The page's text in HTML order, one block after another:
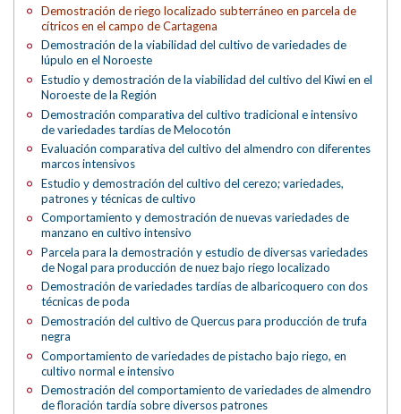
Demostración de riego localizado subterráneo en parcela de
cítricos en el campo de Cartagena
Demostración de la viabilidad del cultivo de variedades de
lúpulo en el Noroeste
Estudio y demostración de la viabilidad del cultivo del Kiwi en el
Noroeste de la Región
Demostración comparativa del cultivo tradicional e intensivo
de variedades tardías de Melocotón
Evaluación comparativa del cultivo del almendro con diferentes
marcos intensivos
Estudio y demostración del cultivo del cerezo; variedades,
patrones y técnicas de cultivo
Comportamiento y demostración de nuevas variedades de
manzano en cultivo intensivo
Parcela para la demostración y estudio de diversas variedades
de Nogal para producción de nuez bajo riego localizado
Demostración de variedades tardías de albaricoquero con dos
técnicas de poda
Demostración del cultivo de Quercus para producción de trufa
negra
Comportamiento de variedades de pistacho bajo riego, en
cultivo normal e intensivo
Demostración del comportamiento de variedades de almendro
de floración tardía sobre diversos patrones